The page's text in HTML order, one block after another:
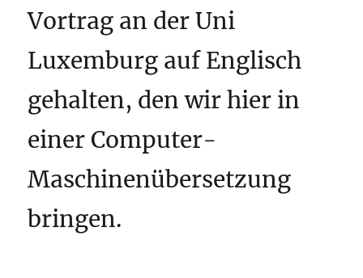
Vortrag an der Uni
Luxemburg auf Englisch
gehalten, den wir hier in
einer Computer-
Maschinenübersetzung
bringen.